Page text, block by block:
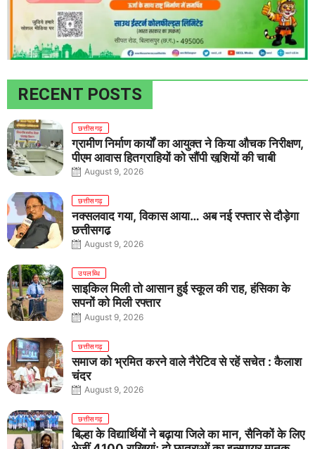
RECENT POSTS
छत्तीसगढ़
ग्रामीण निर्माण कार्यों का आयुक्त ने किया औचक निरीक्षण,
पीएम आवास हितग्राहियों को सौंपी खुशियों की चाबी
August 9, 2026
छत्तीसगढ़
नक्सलवाद गया, विकास आया… अब नई रफ्तार से दौड़ेगा
छत्तीसगढ़
August 9, 2026
उपलब्धि
साइकिल मिली तो आसान हुई स्कूल की राह, हंसिका के
सपनों को मिली रफ्तार
August 9, 2026
छत्तीसगढ़
समाज को भ्रमित करने वाले नैरेटिव से रहें सचेत : कैलाश
चंद्र
August 9, 2026
छत्तीसगढ़
बिल्हा के विद्यार्थियों ने बढ़ाया जिले का मान, सैनिकों के लिए